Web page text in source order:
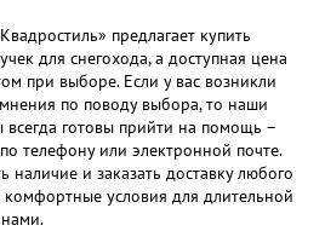
предлагает купить
для снегохода, а доступная цена
при выборе. Если у вас возникли
по поводу выбора, то наши
всегда готовы прийти на помощь –
телефону или электронной почте.
наличие и заказать доставку любого
комфортные условия для длительной